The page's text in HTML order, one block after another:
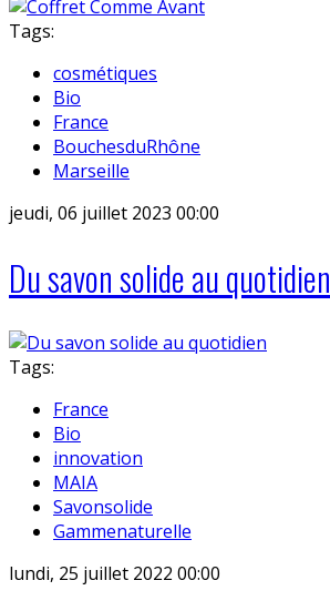
Tags:
cosmétiques
Bio
France
BouchesduRhône
Marseille
jeudi, 06 juillet 2023 00:00
Du savon solide au quotidien
Tags:
France
Bio
innovation
MAIA
Savonsolide
Gammenaturelle
lundi, 25 juillet 2022 00:00